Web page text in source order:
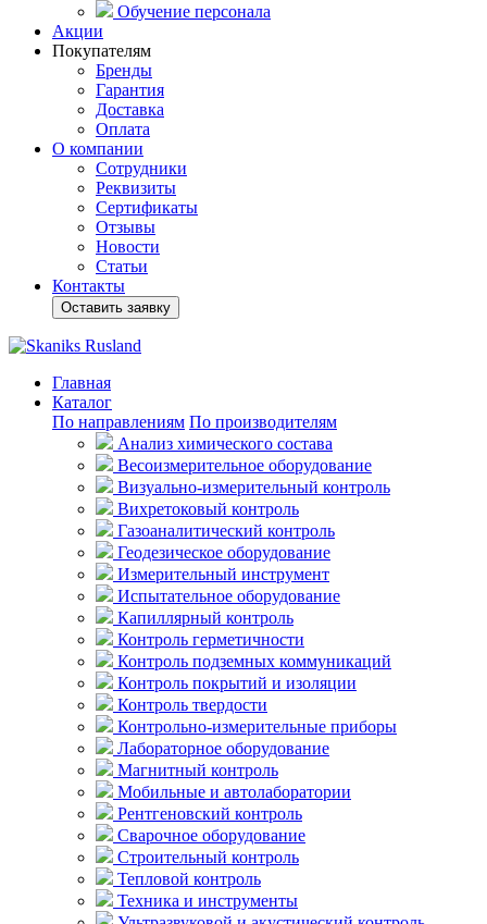
Обучение персонала
Акции
Покупателям
Бренды
Гарантия
Доставка
Оплата
О компании
Сотрудники
Реквизиты
Сертификаты
Отзывы
Новости
Статьи
Контакты
Оставить заявку
Главная
Каталог
По направлениям По производителям
Анализ химического состава
Весоизмерительное оборудование
Визуально-измерительный контроль
Вихретоковый контроль
Газоаналитический контроль
Геодезическое оборудование
Измерительный инструмент
Испытательное оборудование
Капиллярный контроль
Контроль герметичности
Контроль подземных коммуникаций
Контроль покрытий и изоляции
Контроль твердости
Контрольно-измерительные приборы
Лабораторное оборудование
Магнитный контроль
Мобильные и автолаборатории
Рентгеновский контроль
Сварочное оборудование
Строительный контроль
Тепловой контроль
Техника и инструменты